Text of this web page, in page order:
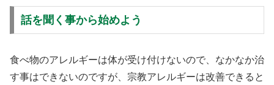
話を聞く事から始めよう
食べ物のアレルギーは体が受け付けないので、なかなか治
す事はできないのですが、宗教アレルギーは改善できると